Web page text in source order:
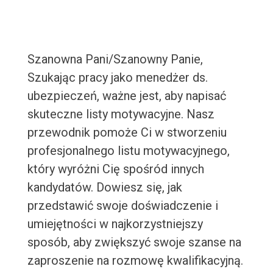
Szanowna Pani/Szanowny Panie,
Szukając pracy jako menedżer ds.
ubezpieczeń, ważne jest, aby napisać
skuteczne listy motywacyjne. Nasz
przewodnik pomoże Ci w stworzeniu
profesjonalnego listu motywacyjnego,
który wyróżni Cię spośród innych
kandydatów. Dowiesz się, jak
przedstawić swoje doświadczenie i
umiejętności w najkorzystniejszy
sposób, aby zwiększyć swoje szanse na
zaproszenie na rozmowę kwalifikacyjną.